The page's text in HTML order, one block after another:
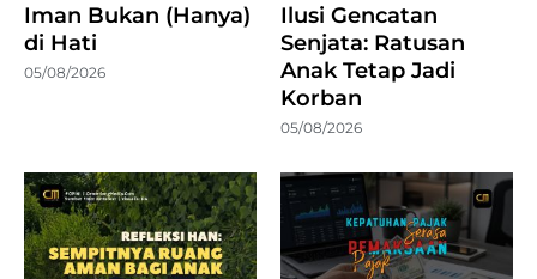
Iman Bukan (Hanya)
di Hati
05/08/2026
Ilusi Gencatan
Senjata: Ratusan
Anak Tetap Jadi
Korban
05/08/2026